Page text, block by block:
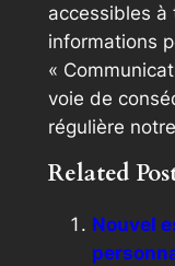
accessibles à
informations
«
voie de
régulière
Related
Nouvel